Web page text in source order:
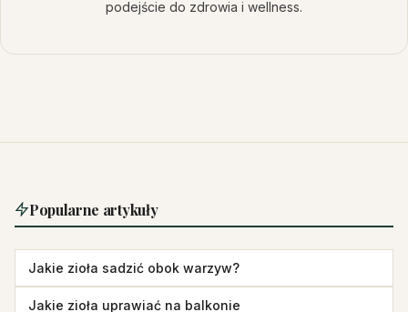
podejście do zdrowia i wellness.
Popularne artykuły
Jakie zioła sadzić obok warzyw?
Jakie zioła uprawiać na balkonie